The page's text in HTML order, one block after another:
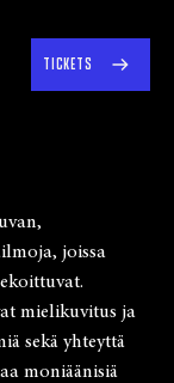
TICKETS
joissa
mielikuvitus ja
sekä yhteyttä
moniäänisiä